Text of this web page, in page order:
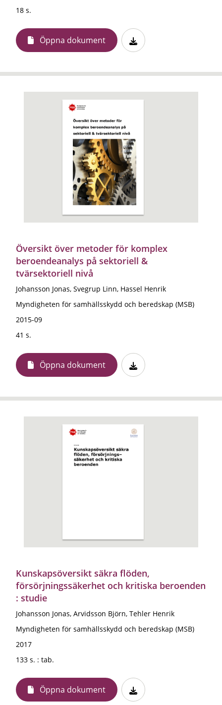
18 s.
Öppna dokument
Översikt över metoder för komplex
beroendeanalys på sektoriell &
tvärsektoriell nivå
Johansson Jonas, Svegrup Linn, Hassel Henrik
Myndigheten för samhällsskydd och beredskap (MSB)
2015-09
41 s.
Öppna dokument
Kunskapsöversikt säkra flöden,
försörjningssäkerhet och kritiska beroenden
: studie
Johansson Jonas, Arvidsson Björn, Tehler Henrik
Myndigheten för samhällsskydd och beredskap (MSB)
2017
133 s. : tab.
Öppna dokument